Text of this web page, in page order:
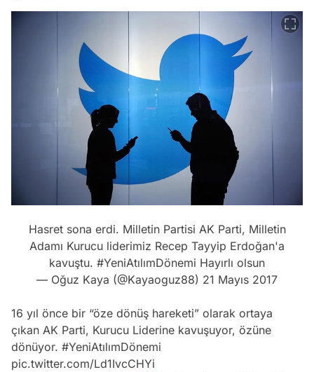
Hasret sona erdi. Milletin Partisi AK Parti, Milletin
Adamı Kurucu liderimiz Recep Tayyip Erdoğan'a
kavuştu. #YeniAtılımDönemi Hayırlı olsun
— Oğuz Kaya (@Kayaoguz88) 21 Mayıs 2017
16 yıl önce bir “öze dönüş hareketi” olarak ortaya
çıkan AK Parti, Kurucu Liderine kavuşuyor, özüne
dönüyor. #YeniAtılımDönemi
pic.twitter.com/Ld1IvcCHYi